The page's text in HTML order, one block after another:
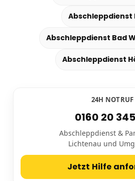
Abschleppdienst
Abschleppdienst Bad
Abschleppdienst
24H NOTRUF
0160 20
Abschleppdienst &
Lichtenau und
Jetzt Hilfe